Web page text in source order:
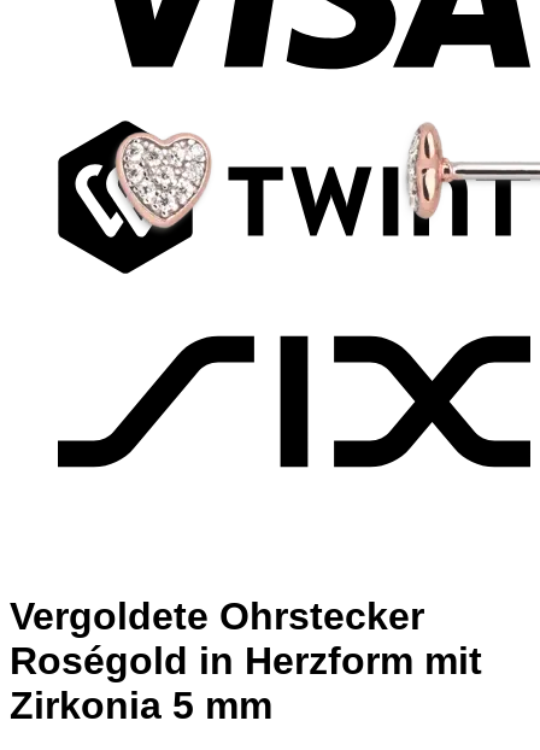
Vergoldete Ohrstecker
Roségold in Herzform mit
Zirkonia 5 mm